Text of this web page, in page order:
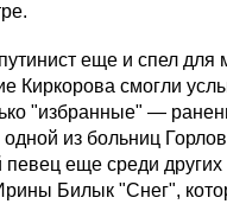
еще и спел для
Киркорова смогли
"избранные" —
одной из больниц
певец еще среди
Билык "Снег",